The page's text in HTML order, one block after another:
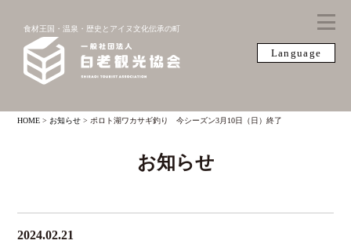
Language
食材王国・温泉・歴史とアイヌ文化伝承の町
HOME >お知らせ >ポロト湖ワカサギ釣り 今シーズン3月10日（日）終了
お知らせ
2024.02.21